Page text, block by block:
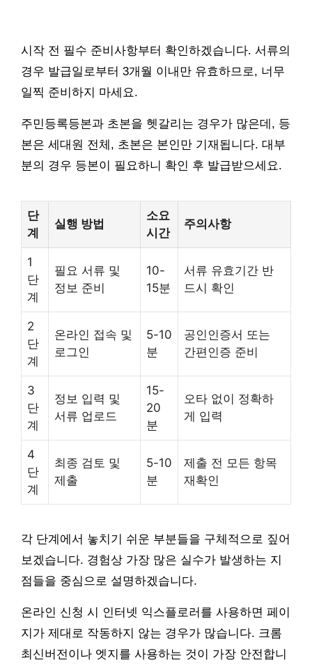
시작 전 필수 준비사항부터 확인하겠습니다. 서류의
경우 발급일로부터 3개월 이내만 유효하므로, 너무
일찍 준비하지 마세요.
주민등록등본과 초본을 헷갈리는 경우가 많은데, 등
본은 세대원 전체, 초본은 본인만 기재됩니다. 대부
분의 경우 등본이 필요하니 확인 후 발급받으세요.
단
계
실행 방법
소요
시간
주의사항
1
단
계
필요 서류 및
정보 준비
10-
15분
서류 유효기간 반
드시 확인
2
단
계
온라인 접속 및
로그인
5-10
분
공인인증서 또는
간편인증 준비
3
단
계
정보 입력 및
서류 업로드
15-
20
분
오타 없이 정확하
게 입력
4
단
계
최종 검토 및
제출
5-10
분
제출 전 모든 항목
재확인
각 단계에서 놓치기 쉬운 부분들을 구체적으로 짚어
보겠습니다. 경험상 가장 많은 실수가 발생하는 지
점들을 중심으로 설명하겠습니다.
온라인 신청 시 인터넷 익스플로러를 사용하면 페이
지가 제대로 작동하지 않는 경우가 많습니다. 크롬
최신버전이나 엣지를 사용하는 것이 가장 안전합니